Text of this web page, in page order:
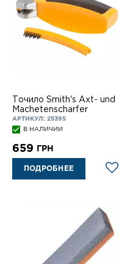
Точило Smith's Axt- und
Machetenscharfer
АРТИКУЛ: 25395
В НАЛИЧИИ
659 ГРН
ПОДРОБНЕЕ